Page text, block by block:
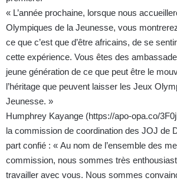
« L’année prochaine, lorsque nous
Olympiques de la Jeunesse, vous
ce que c’est que d’être africains, de se
cette expérience. Vous êtes des
jeune génération de ce que peut être le
l’héritage que peuvent laisser les Jeux
Jeunesse. »
Humphrey Kayange (https://apo-opa.co/
la commission de coordination des JOJ de
part confié : « Au nom de l’ensemble des
commission, nous sommes très
travailler avec vous. Nous sommes